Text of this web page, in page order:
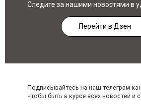
Следите за нашими новостями в
Перейти в Дзен
Подписывайтесь на наш телеграм-
чтобы быть в курсе всех новостей и